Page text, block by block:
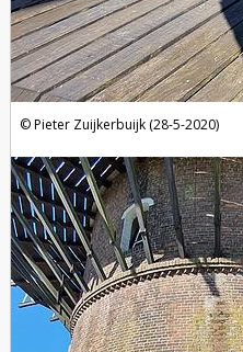
Pieter Zuijkerbuijk (28-5-2020)